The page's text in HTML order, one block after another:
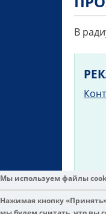
В
Все
Мы используем файлы
Нажимая кнопку